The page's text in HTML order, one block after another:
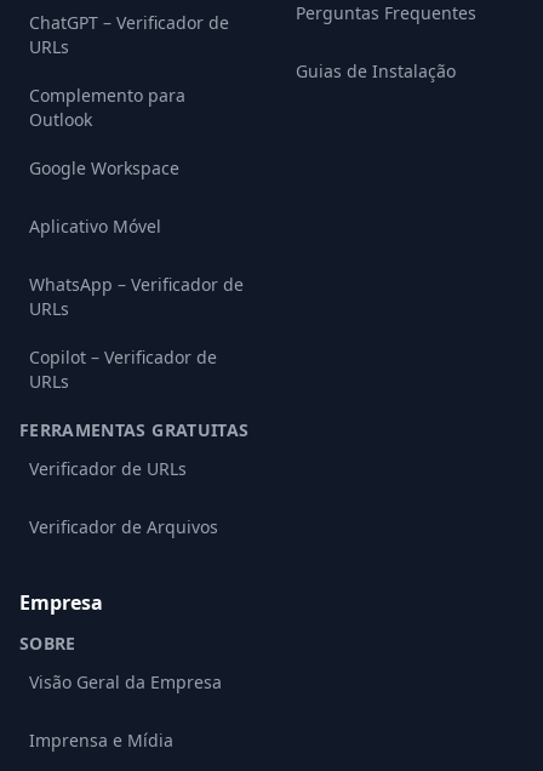
ChatGPT – Verificador de
URLs
Complemento para
Outlook
Google Workspace
Aplicativo Móvel
WhatsApp – Verificador de
URLs
Copilot – Verificador de
URLs
FERRAMENTAS GRATUITAS
Verificador de URLs
Verificador de Arquivos
Perguntas Frequentes
Guias de Instalação
Empresa
SOBRE
Visão Geral da Empresa
Imprensa e Mídia